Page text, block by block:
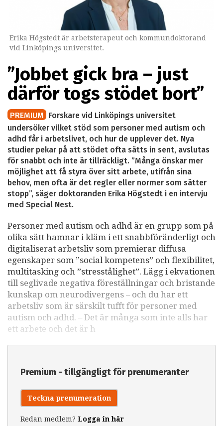
Erika Högstedt är arbetsterapeut och kommundoktorand
vid Linköpings universitet.
”Jobbet gick bra – just
därför togs stödet bort”
PREMIUM Forskare vid Linköpings universitet
undersöker vilket stöd som personer med autism och
adhd får i arbetslivet, och hur de upplever det. Nya
studier pekar på att stödet ofta sätts in sent, avslutas
för snabbt och inte är tillräckligt. ”Många önskar mer
möjlighet att få styra över sitt arbete, utifrån sina
behov, men ofta är det regler eller normer som sätter
stopp”, säger doktoranden Erika Högstedt i en intervju
med Special Nest.
Personer med autism och adhd är en grupp som på
olika sätt hamnar i kläm i ett snabbföränderligt och
digitaliserat arbetsliv som premierar diffusa
egenskaper som ”social kompetens” och flexibilitet,
multitasking och ”stresstålighet”. Lägg i ekvationen
till seglivade negativa föreställningar och bristande
kunskap om neurodivergens – och du har ett
arbetsliv som är särskilt tufft för personer med
autism och adhd. – Det är många som inte alls har
ett arbete och det är h
Premium - tillgängligt för prenumeranter
Teckna prenumeration
Redan medlem? Logga in här